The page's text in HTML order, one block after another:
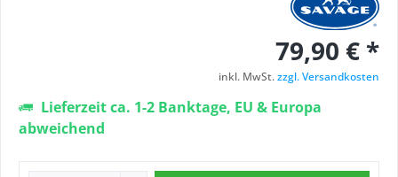
79,90 € *
inkl. MwSt.zzgl. Versandkosten
Lieferzeit ca. 1-2 Banktage, EU & Europa
abweichend